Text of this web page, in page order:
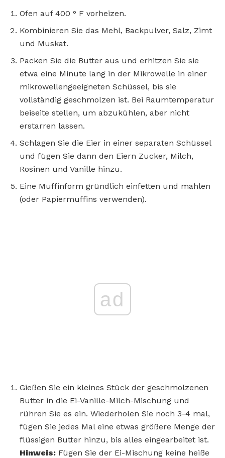
Ofen auf 400 ° F vorheizen.
Kombinieren Sie das Mehl, Backpulver, Salz, Zimt
und Muskat.
Packen Sie die Butter aus und erhitzen Sie sie
etwa eine Minute lang in der Mikrowelle in einer
mikrowellengeeigneten Schüssel, bis sie
vollständig geschmolzen ist. Bei Raumtemperatur
beiseite stellen, um abzukühlen, aber nicht
erstarren lassen.
Schlagen Sie die Eier in einer separaten Schüssel
und fügen Sie dann den Eiern Zucker, Milch,
Rosinen und Vanille hinzu.
Eine Muffinform gründlich einfetten und mahlen
(oder Papiermuffins verwenden).
ad
Gießen Sie ein kleines Stück der geschmolzenen
Butter in die Ei-Vanille-Milch-Mischung und
rühren Sie es ein. Wiederholen Sie noch 3-4 mal,
fügen Sie jedes Mal eine etwas größere Menge der
flüssigen Butter hinzu, bis alles eingearbeitet ist.
Hinweis: Fügen Sie der Ei-Mischung keine heiße